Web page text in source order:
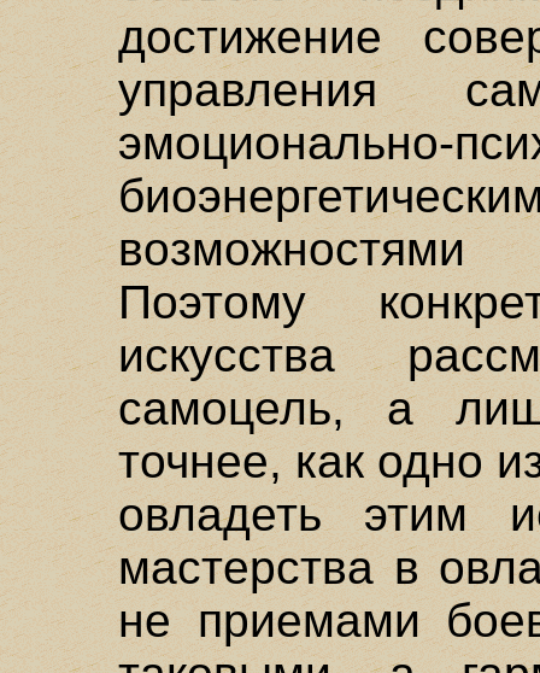
достижение
управления
эмоционально-
Поэтому
искусства
самоцель, а
точнее, как одно
овладеть этим
мастерства в
не приемами